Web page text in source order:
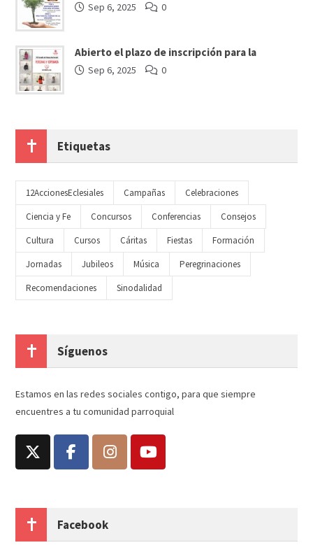
Sep 6, 2025 0
Abierto el plazo de inscripción para la
Sep 6, 2025 0
Etiquetas
12AccionesEclesiales Campañas
Celebraciones
Ciencia y Fe
Concursos Conferencias
Consejos
Cultura
Cursos Cáritas Fiestas
Formación
Jornadas
Jubileos Música
Peregrinaciones
Recomendaciones
Sinodalidad
Síguenos
Estamos en las redes sociales contigo, para que siempre
encuentres a tu comunidad parroquial
Facebook